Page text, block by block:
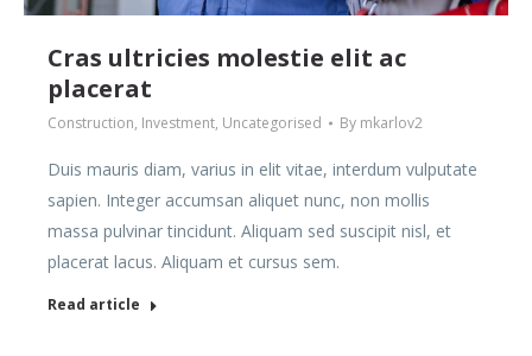
Cras ultricies molestie elit ac
placerat
Construction, Investment, Uncategorised By mkarlov2
Duis mauris diam, varius in elit vitae, interdum vulputate
sapien. Integer accumsan aliquet nunc, non mollis
massa pulvinar tincidunt. Aliquam sed suscipit nisl, et
placerat lacus. Aliquam et cursus sem.
Read article